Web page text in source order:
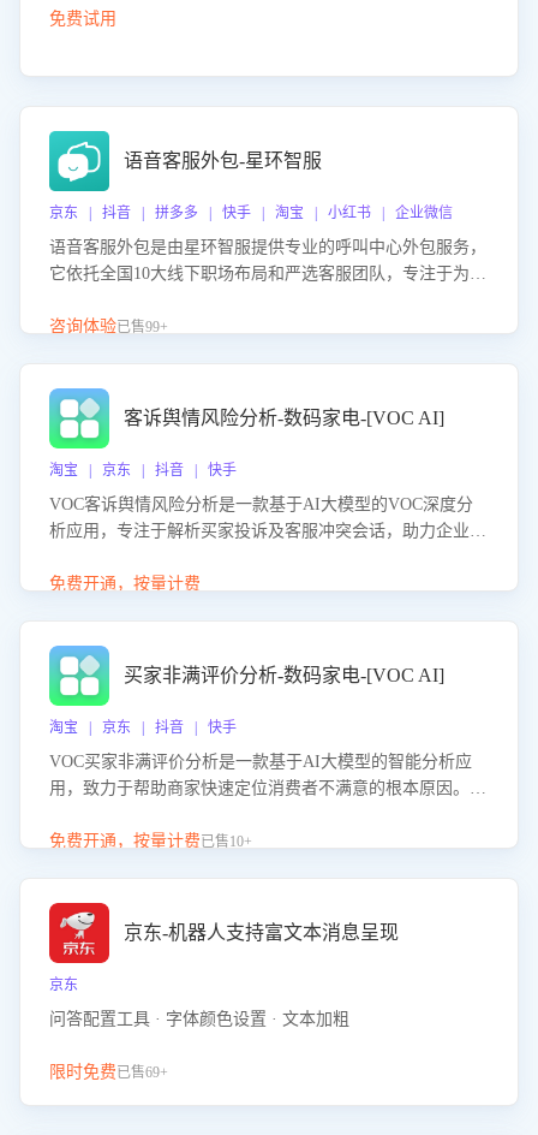
免费试用
语音客服外包-星环智服
京东 | 抖音 | 拼多多 | 快手 | 淘宝 | 小红书 | 企业微信
语音客服外包是由星环智服提供专业的呼叫中心外包服务，
它依托全国10大线下职场布局和严选客服团队，专注于为企
客服团队和智能工具提升语音客服服务效率和质量，帮助企
咨询体验已售99+
客诉舆情风险分析-数码家电-[VOC AI]
淘宝 | 京东 | 抖音 | 快手
VOC客诉舆情风险分析是一款基于AI大模型的VOC深度分
析应用，专注于解析买家投诉及客服冲突会话，助力企业精
别客户情绪、归因争议根源，并客观评估客服应对合理性与
能力，阻断差评扩散，维护品牌声誉，实现客户满意度的持
续提升。
免费开通，按量计费
买家非满评价分析-数码家电-[VOC AI]
淘宝 | 京东 | 抖音 | 快手
VOC买家非满评价分析是一款基于AI大模型的智能分析应
用，致力于帮助商家快速定位消费者不满意的根本原因。该
客服原因或其它部门原因，明确责任归属，提供可落地的改
改，有效提升客户满意度和店铺整体服务质量。
免费开通，按量计费已售10+
京东-机器人支持富文本消息呈现
京东
问答配置工具 · 字体颜色设置 · 文本加粗
限时免费已售69+